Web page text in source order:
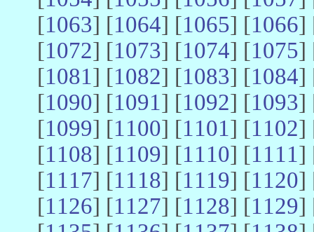
[1063] [1064] [1065] [1066]
[1072] [1073] [1074] [1075]
[1081] [1082] [1083] [1084]
[1090] [1091] [1092] [1093]
[1099] [1100] [1101] [1102]
[1108] [1109] [1110] [1111]
[1117] [1118] [1119] [1120]
[1126] [1127] [1128] [1129]